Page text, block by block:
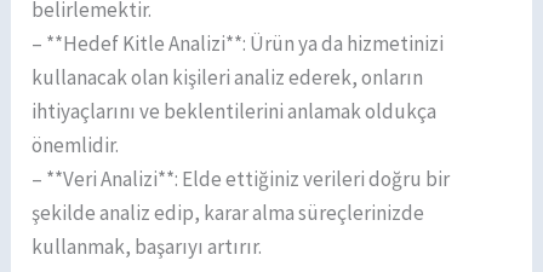
belirlemektir.
– **Hedef Kitle Analizi**: Ürün ya da hizmetinizi
kullanacak olan kişileri analiz ederek, onların
ihtiyaçlarını ve beklentilerini anlamak oldukça
önemlidir.
– **Veri Analizi**: Elde ettiğiniz verileri doğru bir
şekilde analiz edip, karar alma süreçlerinizde
kullanmak, başarıyı artırır.